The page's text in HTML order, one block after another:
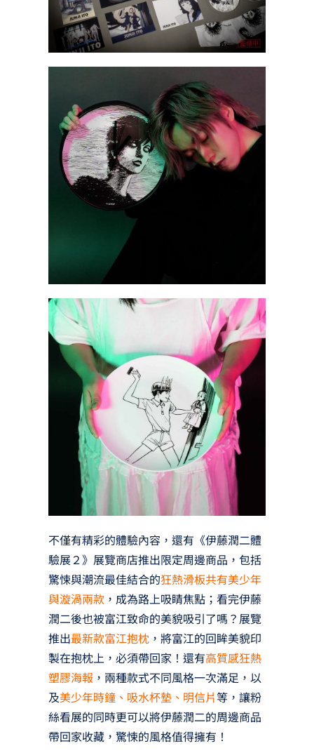
不僅有精彩的體驗內容，還有《伊藤潤二體
驗展２》展覽商店推出限定周邊商品，包括
驚悚與潮流最佳結合的狂熱滑板共有美少年
與漩渦兩款 ，成為路上吸睛焦點；看完伊藤
潤二後也被富江致命的美貌吸引了嗎？展覽
推出最新款富江抱枕，將富江的回眸美貌印
製在抱枕上，必須帶回家！還有高質感狂熱
塑膠海報 ，兩種款式不同風格一次滿足，以
及美少年時鐘、吸水杯墊、明信片等，讓粉
絲看展的同時更可以將伊藤潤二的周邊商品
帶回家收藏，驚悚的風格值得擁有！